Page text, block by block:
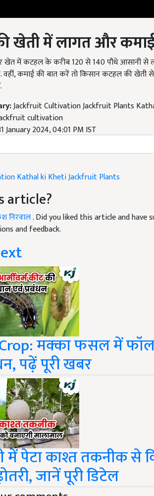
खेती में लागत और
खेत में कटहल के करीब 120 से 140 पौधे आसानी से
वहीं, कमाई की बात करें तो किसान कटहल की
cultivation
January 2024, 04:01 PM IST
article?
निरवाल. Did you liked this article and have
and feedback.
मक्का फसल में फॉल
पढ़ें पूरी खबर
पेटा काश्त तकनीक से
जानें पूरी डिटेल
comments